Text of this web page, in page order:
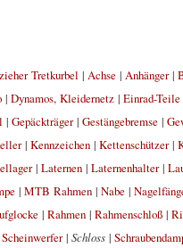
Tretkurbel | Achse| Anhänger|
| Dynamos, Kleidernetz| Einrad-Teile
| Gepäckträger| Gestängebremse|
| Kennzeichen| Kettenschützer|
| Laternen| Laternenhalter|
| MTB Rahmen| Nabe|
| Rahmen| Rahmenschloß|
Scheinwerfer| Schloss|